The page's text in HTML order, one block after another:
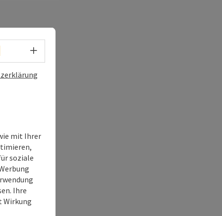
Sprachwahl - Menü öffnen
mit Ihrer
soziale
Ihre
Wirkung